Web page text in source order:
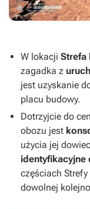
W lokacji Strefa
zagadka z
jest uzyskanie
placu budowy.
Dotrzyjcie do
obozu jest
użycia jej
identyfikacyjne
częściach
dowolnej